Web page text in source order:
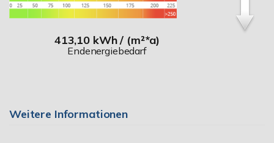
413,10 kWh / (m²*a)
Endenergiebedarf
Weitere Informationen